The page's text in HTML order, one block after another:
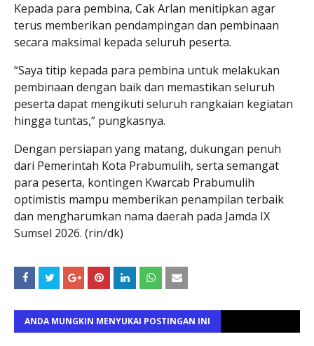
Kepada para pembina, Cak Arlan menitipkan agar
terus memberikan pendampingan dan pembinaan
secara maksimal kepada seluruh peserta.
“Saya titip kepada para pembina untuk melakukan
pembinaan dengan baik dan memastikan seluruh
peserta dapat mengikuti seluruh rangkaian kegiatan
hingga tuntas,” pungkasnya.
Dengan persiapan yang matang, dukungan penuh
dari Pemerintah Kota Prabumulih, serta semangat
para peserta, kontingen Kwarcab Prabumulih
optimistis mampu memberikan penampilan terbaik
dan mengharumkan nama daerah pada Jamda IX
Sumsel 2026. (rin/dk)
ANDA MUNGKIN MENYUKAI POSTINGAN INI